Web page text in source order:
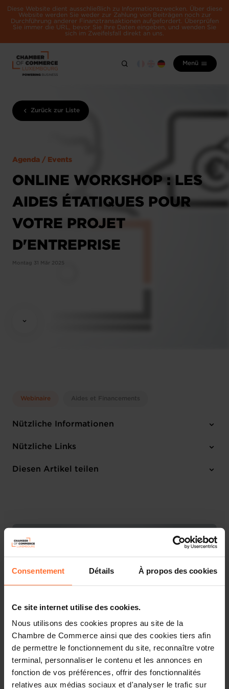
Consentement Détails À propos des cookies
Ce site internet utilise des cookies.
Nous utilisons des cookies propres au site de la
Chambre de Commerce ainsi que des cookies tiers afin
de permettre le fonctionnement du site, reconnaître votre
terminal, personnaliser le contenu et les annonces en
fonction de vos préférences, offrir des fonctionnalités
relatives aux médias sociaux et d'analyser le trafic sur
Diese Website dient ausschließlich zu Informationszwecken. Über diese
Website werden Sie weder zur Zahlung von Beiträgen noch zur
Durchführung anderer Finanztransaktionen aufgefordert. Überprüfen
Sie immer die URL, bevor Sie Ihre Daten eingeben, und wenden Sie
sich im Zweifelsfall direkt an uns.
Menü
Zurück zur Liste
Agenda / Events
ONLINE WORKSHOP : LES
AIDES ÉTATIQUES POUR
VOTRE PROJET
D'ENTREPRISE
Montag 31 Mär 2025
Webinaire Aides et Financements
Nützliche Informationen
Montag 31 Mär 2025
Online Workshop
Nützliche Links
Anmelden
Diesen Artikel teilen
Découvrez les aides étatiques pour vos projets